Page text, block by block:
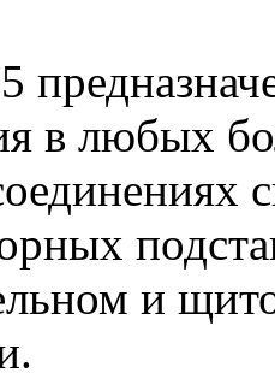
в любых
и